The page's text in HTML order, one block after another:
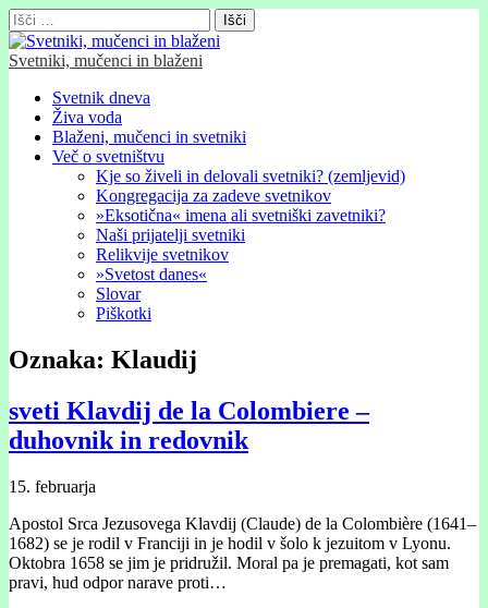
Išči:
Svetniki, mučenci in blaženi
Glavni
meni
Skip
content
Svetnik dneva
Živa voda
Blaženi, mučenci in svetniki
Več o svetništvu
Kje so živeli in delovali svetniki? (zemljevid)
Kongregacija za zadeve svetnikov
»Eksotična« imena ali svetniški zavetniki?
Naši prijatelji svetniki
Relikvije svetnikov
»Svetost danes«
Slovar
Piškotki
Oznaka: Klaudij
sveti Klavdij de la Colombiere –
duhovnik in redovnik
15. februarja
Apostol Srca Jezusovega Klavdij (Claude) de la Colombière (1641–
1682) se je rodil v Franciji in je hodil v šolo k jezuitom v Lyonu.
Oktobra 1658 se jim je pridružil. Moral pa je premagati, kot sam
pravi, hud odpor narave proti…